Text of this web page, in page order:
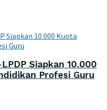
Siapkan 10.000
Profesi Guru